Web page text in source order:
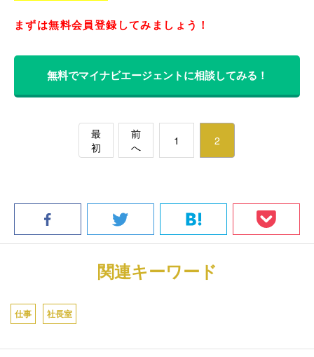
まずは無料会員登録してみましょう！
無料でマイナビエージェントに相談してみる！
最
初
前
へ
1 2
関連キーワード
仕事 社長室